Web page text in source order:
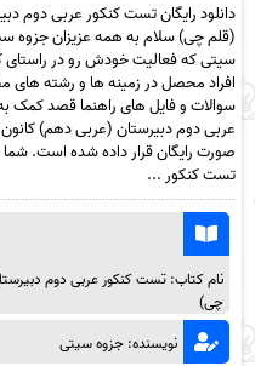
دانلود رایگان تست کنکور عربی دوم
(قلم چی) سلام به همه عزیزان جزوه
سیتی که فعالیت خودش رو در راستای
افراد محصل در زمینه ها و رشته های
سوالات و فایل های راهنما قصد کمک
صورت رایگان قرار داده شده است.
تست کنکور ...
نام کتاب: تست کنکور عربی دوم
چی)
نویسنده: جزوه سیتی